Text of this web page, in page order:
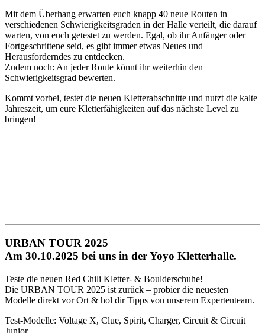
Mit dem Überhang erwarten euch knapp 40 neue Routen in
verschiedenen Schwierigkeitsgraden in der Halle verteilt, die darauf
warten, von euch getestet zu werden. Egal, ob ihr Anfänger oder
Fortgeschrittene seid, es gibt immer etwas Neues und
Herausforderndes zu entdecken.
Zudem noch: An jeder Route könnt ihr weiterhin den
Schwierigkeitsgrad bewerten.
Kommt vorbei, testet die neuen Kletterabschnitte und nutzt die kalte
Jahreszeit, um eure Kletterfähigkeiten auf das nächste Level zu
bringen!
URBAN TOUR 2025
Am 30.10.2025 bei uns in der Yoyo Kletterhalle.
Teste die neuen Red Chili Kletter- & Boulderschuhe!
Die URBAN TOUR 2025 ist zurück – probier die neuesten
Modelle direkt vor Ort & hol dir Tipps von unserem Expertenteam.
Test-Modelle: Voltage X, Clue, Spirit, Charger, Circuit & Circuit
Junior